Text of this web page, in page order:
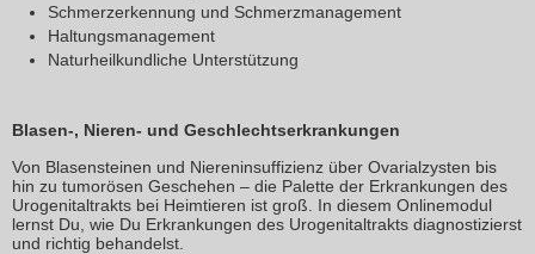
Schmerzerkennung und Schmerzmanagement
Haltungsmanagement
Naturheilkundliche Unterstützung
Blasen-, Nieren- und Geschlechtserkrankungen
Von Blasensteinen und Niereninsuffizienz über Ovarialzysten bis
hin zu tumorösen Geschehen – die Palette der Erkrankungen des
Urogenitaltrakts bei Heimtieren ist groß. In diesem Onlinemodul
lernst Du, wie Du Erkrankungen des Urogenitaltrakts diagnostizierst
und richtig behandelst.